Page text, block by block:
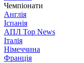
Чемпіонати
Англія
Іспанія
АПЛ Top News
Італія
Німеччина
Франція